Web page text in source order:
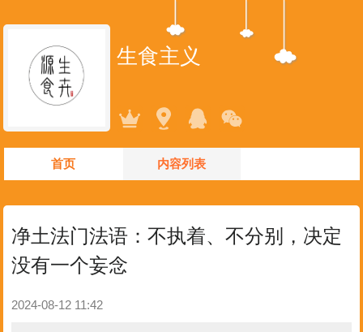
生食主义
首页 内容列表
净土法门法语：不执着、不分别，决定
没有一个妄念
2024-08-12 11:42